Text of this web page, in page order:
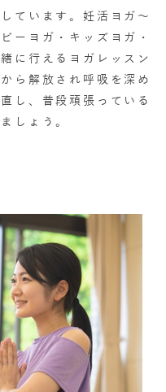
ています。妊活ヨガ～
ーヨガ・キッズヨガ・
に行えるヨガレッスン
ら解放され呼吸を深め
し、普段頑張っている
しょう。